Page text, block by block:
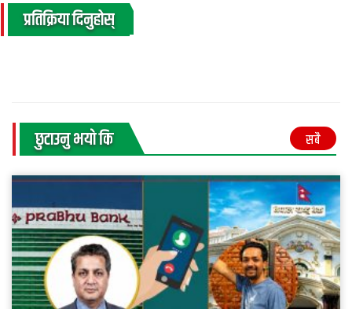
प्रतिक्रिया दिनुहोस्
छुटाउनु भयाे कि सबै